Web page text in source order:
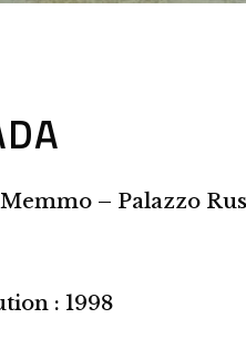
– Palazzo
: 1998